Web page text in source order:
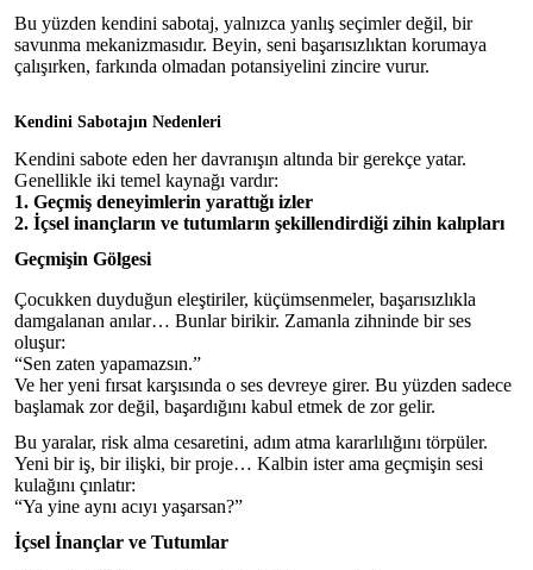
Bu yüzden kendini sabotaj, yalnızca yanlış seçimler değil, bir
savunma mekanizmasıdır. Beyin, seni başarısızlıktan korumaya
çalışırken, farkında olmadan potansiyelini zincire vurur.
Kendini Sabotajın Nedenleri
Kendini sabote eden her davranışın altında bir gerekçe yatar.
Genellikle iki temel kaynağı vardır:
1. Geçmiş deneyimlerin yarattığı izler
2. İçsel inançların ve tutumların şekillendirdiği zihin kalıpları
Geçmişin Gölgesi
Çocukken duyduğun eleştiriler, küçümsenmeler, başarısızlıkla
damgalanan anılar… Bunlar birikir. Zamanla zihninde bir ses
oluşur:
“Sen zaten yapamazsın.”
Ve her yeni fırsat karşısında o ses devreye girer. Bu yüzden sadece
başlamak zor değil, başardığını kabul etmek de zor gelir.
Bu yaralar, risk alma cesaretini, adım atma kararlılığını törpüler.
Yeni bir iş, bir ilişki, bir proje… Kalbin ister ama geçmişin sesi
kulağını çınlatır:
“Ya yine aynı acıyı yaşarsan?”
İçsel İnançlar ve Tutumlar